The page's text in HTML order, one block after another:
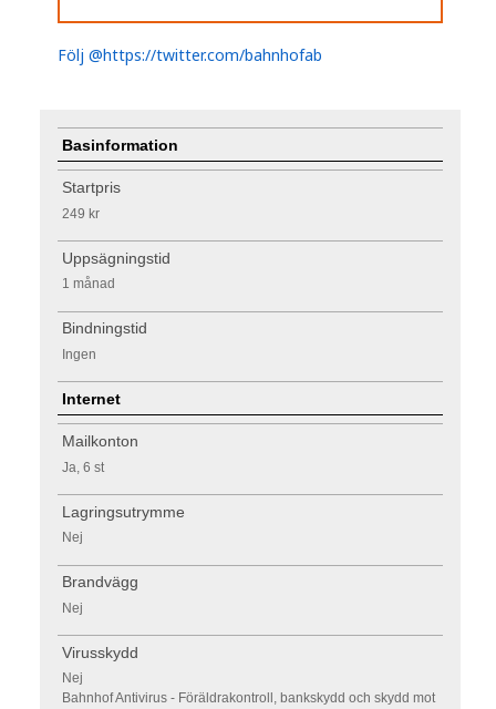
Följ @https://twitter.com/bahnhofab
Basinformation
Startpris
249 kr
Uppsägningstid
1 månad
Bindningstid
Ingen
Internet
Mailkonton
Ja, 6 st
Lagringsutrymme
Nej
Brandvägg
Nej
Virusskydd
Nej
Bahnhof Antivirus - Föräldrakontroll, bankskydd och skydd mot